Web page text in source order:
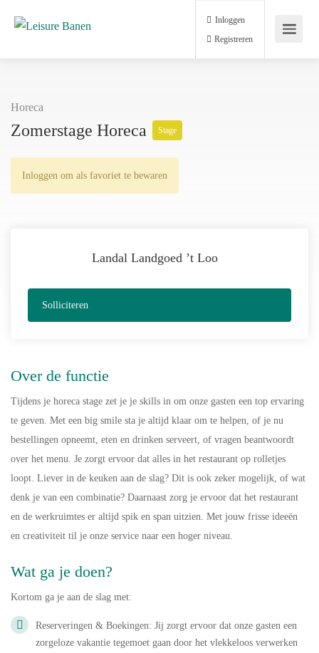
Inloggen
Registreren
Horeca
Zomerstage Horeca Stage
Inloggen om als favoriet te bewaren
Landal Landgoed ’t Loo
Solliciteren
Over de functie
Tijdens je horeca stage zet je je skills in om onze gasten een top ervaring
te geven. Met een big smile sta je altijd klaar om te helpen, of je nu
bestellingen opneemt, eten en drinken serveert, of vragen beantwoordt
over het menu. Je zorgt ervoor dat alles in het restaurant op rolletjes
loopt. Liever in de keuken aan de slag? Dit is ook zeker mogelijk, of wat
denk je van een combinatie? Daarnaast zorg je ervoor dat het restaurant
en de werkruimtes er altijd spik en span uitzien. Met jouw frisse ideeën
en creativiteit til je onze service naar een hoger niveau.
Wat ga je doen?
Kortom ga je aan de slag met:
Reserveringen & Boekingen: Jij zorgt ervoor dat onze gasten een
zorgeloze vakantie tegemoet gaan door het vlekkeloos verwerken